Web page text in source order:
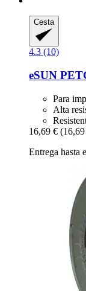
Cesta
4.3 (10)
eSUN
Para
Alta
16,69 €
Entrega hasta